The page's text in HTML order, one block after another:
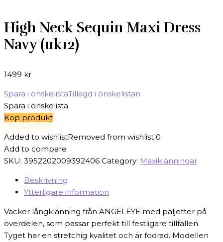
High Neck Sequin Maxi Dress
Navy (uk12)
1499 kr
Spara i önskelistaTillagd i önskelistan
Spara i önskelista
Köp produkt
Added to wishlistRemoved from wishlist 0
Add to compare
SKU: 3952202009392406 Category: Maxiklänningar
Beskrivning
Ytterligare information
Vacker långklänning från ANGELEYE med paljetter på
överdelen, som passar perfekt till festligare tillfällen.
Tyget har en stretchig kvalitet och är fodrad. Modellen